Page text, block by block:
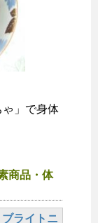
」で身体
商品・体
ライトニ